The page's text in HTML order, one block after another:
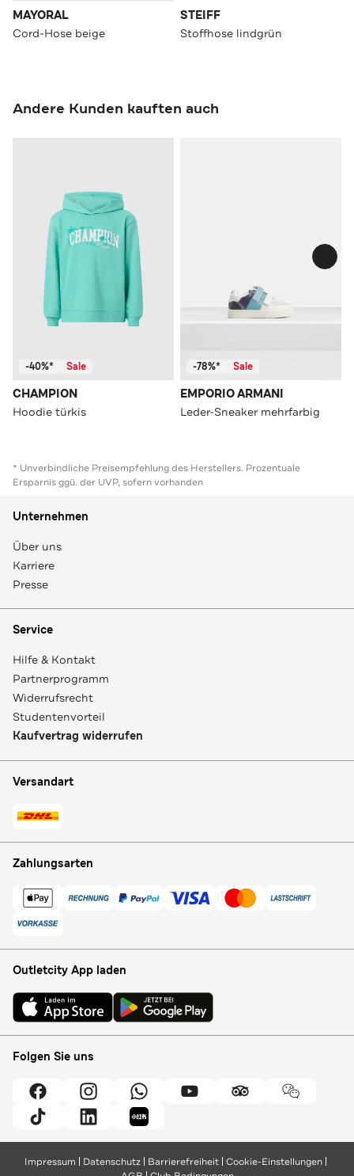
MAYORAL
Cord-Hose beige
STEIFF
Stoffhose lindgrün
Andere Kunden kauften auch
-40%* Sale
CHAMPION
Hoodie türkis
-78%* Sale
EMPORIO ARMANI
Leder-Sneaker mehrfarbig
* Unverbindliche Preisempfehlung des Herstellers. Prozentuale
Ersparnis ggü. der UVP, sofern vorhanden
Unternehmen
Über uns
Karriere
Presse
Service
Hilfe & Kontakt
Partnerprogramm
Widerrufsrecht
Studentenvorteil
Kaufvertrag widerrufen
Versandart
Zahlungsarten
Outletcity App laden
Folgen Sie uns
Impressum Datenschutz Barrierefreiheit Cookie-Einstellungen